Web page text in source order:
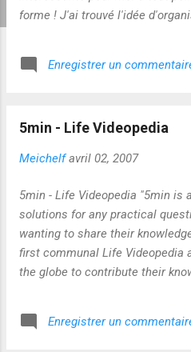
forme ! J'ai trouvé l'idée
conversation au travers des
Pisani) c'est une démarche
https://www.dailymotion.com/
Sur le fond : Des dimensions
abordées...ce qui m'a plu c'est
ces discussions...ça ouvre de
imaginer et créer des systèmes
Enregistrer un
5min - Life Videopedia
Meichelf avril 02, 2007
5min - Life Videopedia "5min is
solutions for any practical
wanting to share their
first communal Life Videopedia
the globe to contribute their
vidéos, en tout cas celles que
à regarder et les sujets sont
Enregistrer un